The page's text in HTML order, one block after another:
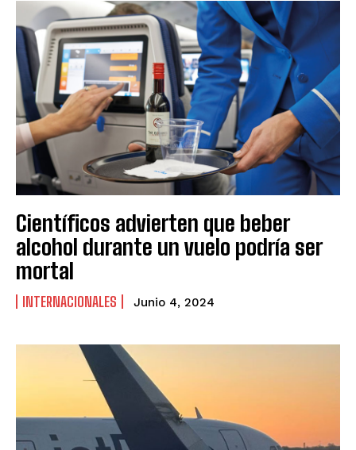
Científicos advierten que beber
alcohol durante un vuelo podría ser
mortal
INTERNACIONALES Junio 4, 2024